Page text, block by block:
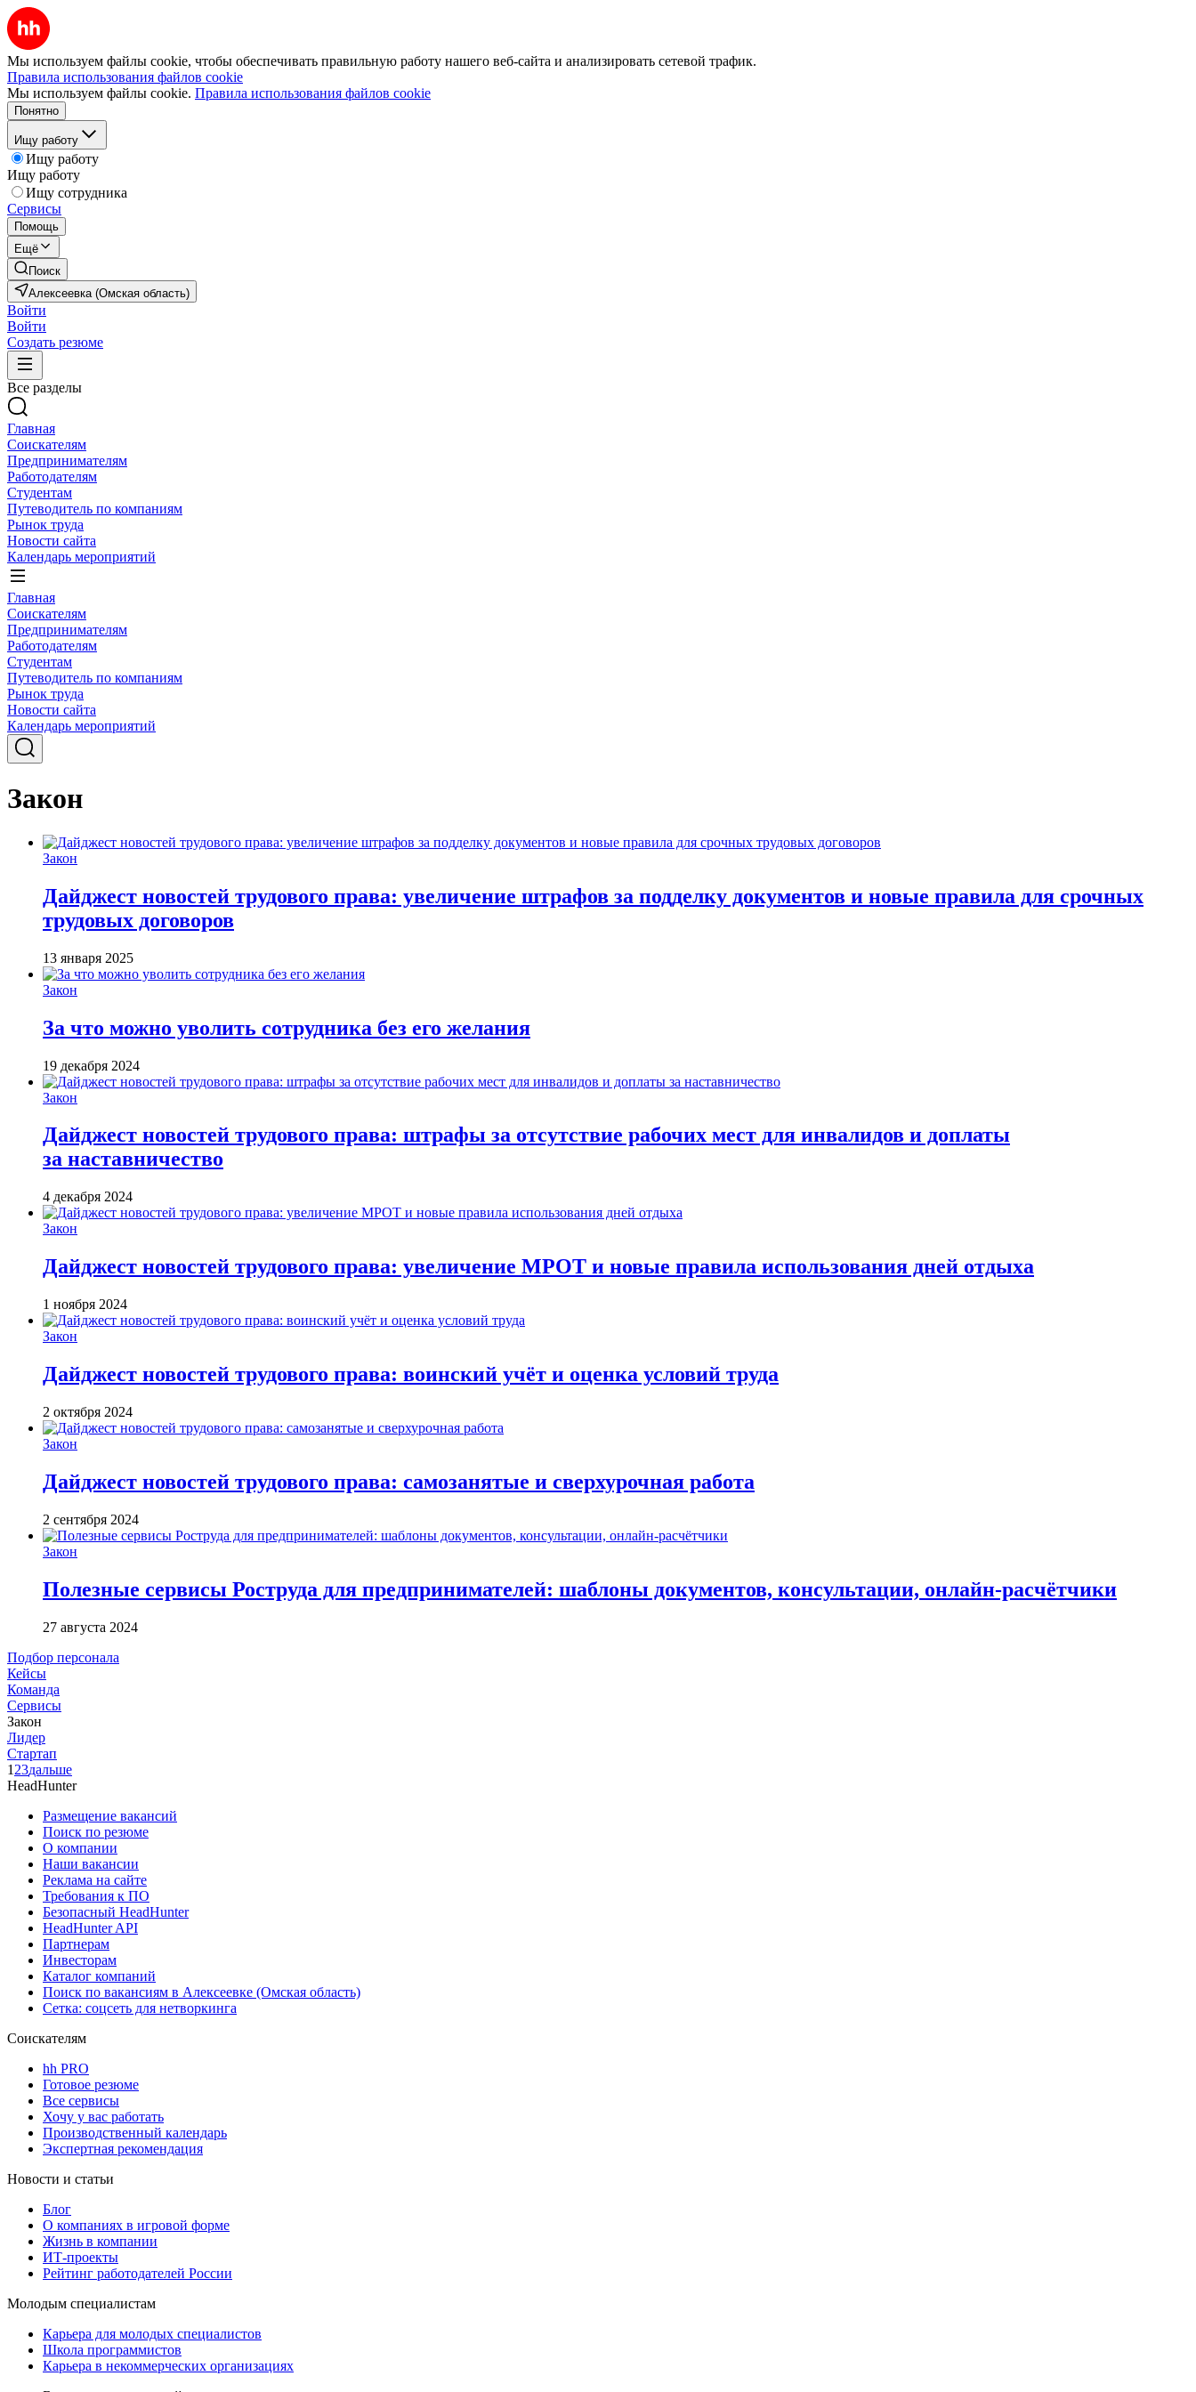
Мы используем файлы cookie, чтобы обеспечивать правильную работу нашего веб-сайта и анализировать сетевой трафик.
Правила использования файлов cookie
Мы используем файлы cookie. Правила использования файлов cookie
Понятно
Ищу работу
Ищу работу
Ищу работу
Ищу сотрудника
Сервисы
Помощь
Ещё
Поиск
Алексеевка (Омская область)
Войти
Войти
Создать резюме
Все разделы
Главная
Соискателям
Предпринимателям
Работодателям
Студентам
Путеводитель по компаниям
Рынок труда
Новости сайта
Календарь мероприятий
Главная
Соискателям
Предпринимателям
Работодателям
Студентам
Путеводитель по компаниям
Рынок труда
Новости сайта
Календарь мероприятий
Закон
Закон
Дайджест новостей трудового права: увеличение штрафов за подделку документов и новые правила для срочных
трудовых договоров
13 января 2025
Закон
За что можно уволить сотрудника без его желания
19 декабря 2024
Закон
Дайджест новостей трудового права: штрафы за отсутствие рабочих мест для инвалидов и доплаты
за наставничество
4 декабря 2024
Закон
Дайджест новостей трудового права: увеличение МРОТ и новые правила использования дней отдыха
1 ноября 2024
Закон
Дайджест новостей трудового права: воинский учёт и оценка условий труда
2 октября 2024
Закон
Дайджест новостей трудового права: самозанятые и сверхурочная работа
2 сентября 2024
Закон
Полезные сервисы Роструда для предпринимателей: шаблоны документов, консультации, онлайн-расчётчики
27 августа 2024
Подбор персонала
Кейсы
Команда
Сервисы
Закон
Лидер
Стартап
1 23дальше
HeadHunter
Размещение вакансий
Поиск по резюме
О компании
Наши вакансии
Реклама на сайте
Требования к ПО
Безопасный HeadHunter
HeadHunter API
Партнерам
Инвесторам
Каталог компаний
Поиск по вакансиям в Алексеевке (Омская область)
Сетка: соцсеть для нетворкинга
Соискателям
hh PRO
Готовое резюме
Все сервисы
Хочу у вас работать
Производственный календарь
Экспертная рекомендация
Новости и статьи
Блог
О компаниях в игровой форме
Жизнь в компании
ИТ-проекты
Рейтинг работодателей России
Молодым специалистам
Карьера для молодых специалистов
Школа программистов
Карьера в некоммерческих организациях